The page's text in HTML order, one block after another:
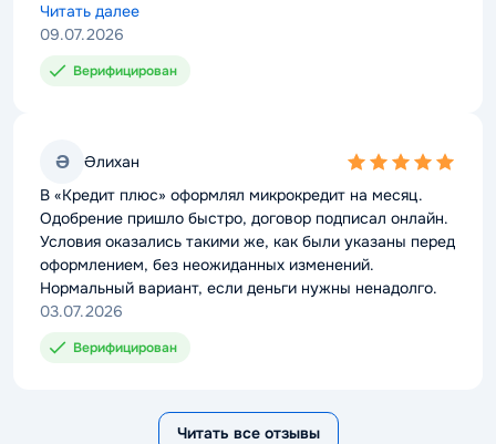
возврату. Для разовой ситуации сервис оказался
удобным.
Читать далее
09.07.2026
Верифицирован
Ә Әлихан
5,0
rating
В «Кредит плюс» оформлял микрокредит на месяц.
Одобрение пришло быстро, договор подписал онлайн.
Условия оказались такими же, как были указаны перед
оформлением, без неожиданных изменений.
Нормальный вариант, если деньги нужны ненадолго.
03.07.2026
Верифицирован
Читать все отзывы